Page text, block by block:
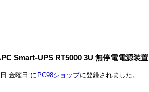
Smart-UPS RT5000 3U 無停電電源装置
金曜日 にPC98ショップに登録されました。